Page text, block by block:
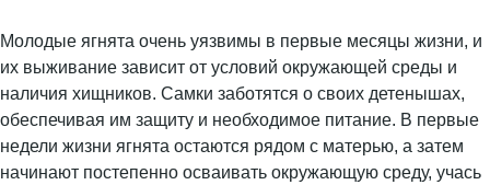
Молодые ягнята очень уязвимы в первые месяцы жизни, и
их выживание зависит от условий окружающей среды и
наличия хищников. Самки заботятся о своих детенышах,
обеспечивая им защиту и необходимое питание. В первые
недели жизни ягнята остаются рядом с матерью, а затем
начинают постепенно осваивать окружающую среду, учась